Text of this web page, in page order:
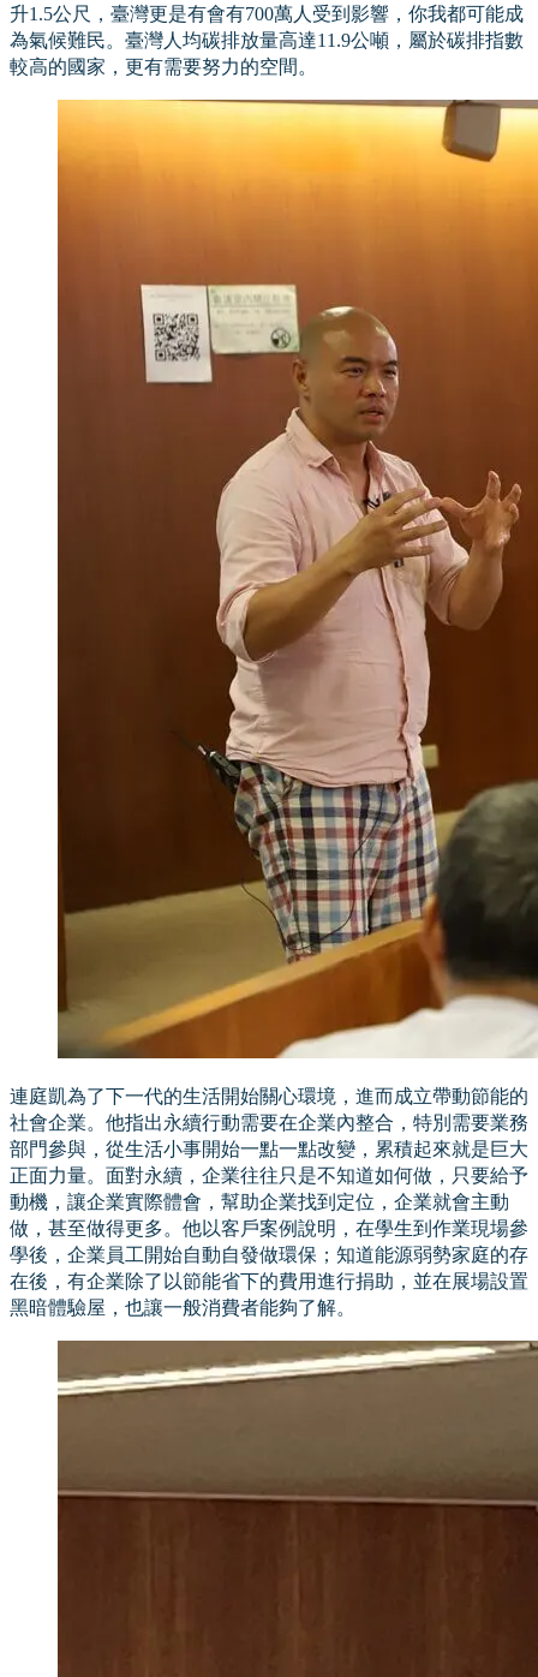
升1.5公尺，臺灣更是有會有700萬人受到影響，你我都可能成
為氣候難民。臺灣人均碳排放量高達11.9公噸，屬於碳排指數
較高的國家，更有需要努力的空間。
連庭凱為了下一代的生活開始關心環境，進而成立帶動節能的
社會企業。他指出永續行動需要在企業內整合，特別需要業務
部門參與，從生活小事開始一點一點改變，累積起來就是巨大
正面力量。面對永續，企業往往只是不知道如何做，只要給予
動機，讓企業實際體會，幫助企業找到定位，企業就會主動
做，甚至做得更多。他以客戶案例說明，在學生到作業現場參
學後，企業員工開始自動自發做環保；知道能源弱勢家庭的存
在後，有企業除了以節能省下的費用進行捐助，並在展場設置
黑暗體驗屋，也讓一般消費者能夠了解。